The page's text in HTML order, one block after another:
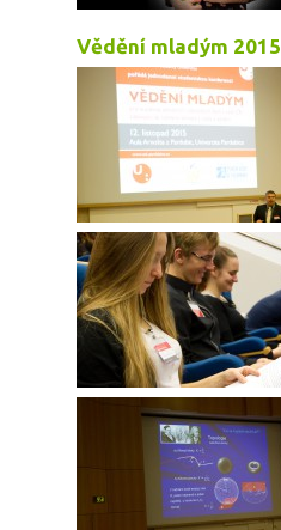
Vědění mladým 2015